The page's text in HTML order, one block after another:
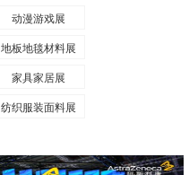
动漫游戏展
地板地毯材料展
家具家居展
纺织服装面料展